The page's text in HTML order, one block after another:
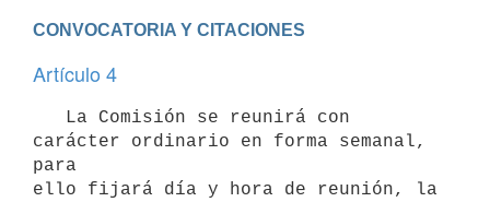
CONVOCATORIA Y CITACIONES
Artículo 4
carácter ordinario en forma semanal,
para
ello fijará día y hora de reunión, la